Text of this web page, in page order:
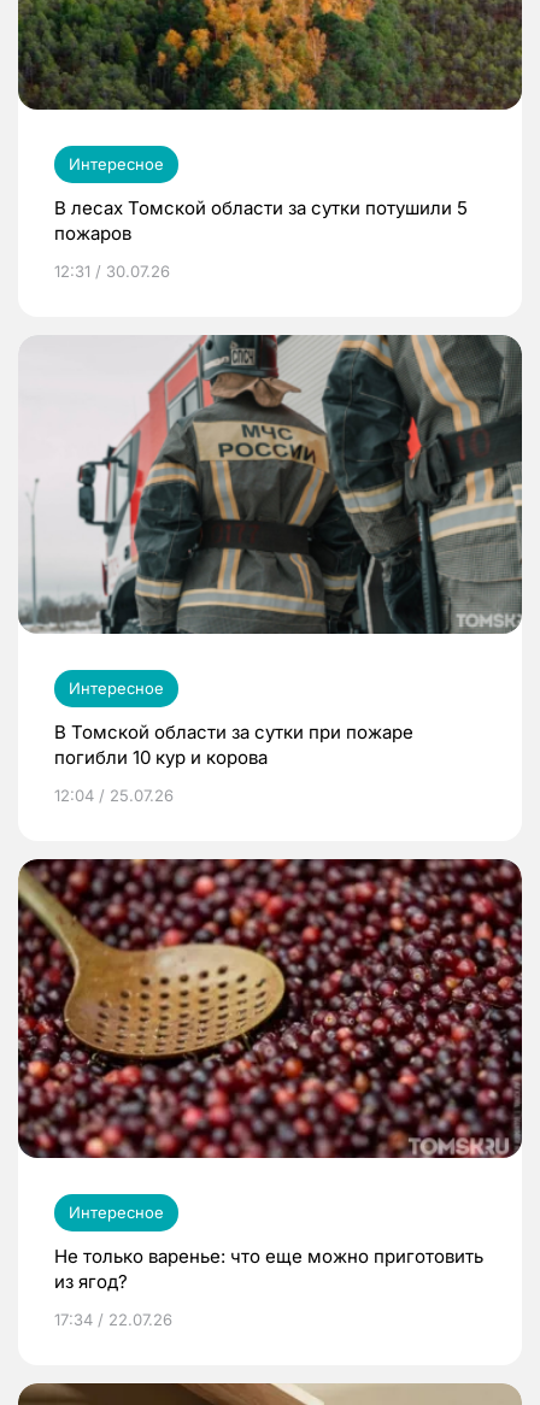
Интересное
В лесах Томской области за сутки потушили 5
пожаров
12:31 / 30.07.26
Интересное
В Томской области за сутки при пожаре
погибли 10 кур и корова
12:04 / 25.07.26
Интересное
Не только варенье: что еще можно приготовить
из ягод?
17:34 / 22.07.26